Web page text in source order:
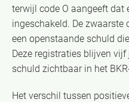
terwijl code O aangeeft dat
ingeschakeld. De zwaarste
een openstaande schuld
Deze registraties blijven
schuld zichtbaar in het
Het verschil tussen